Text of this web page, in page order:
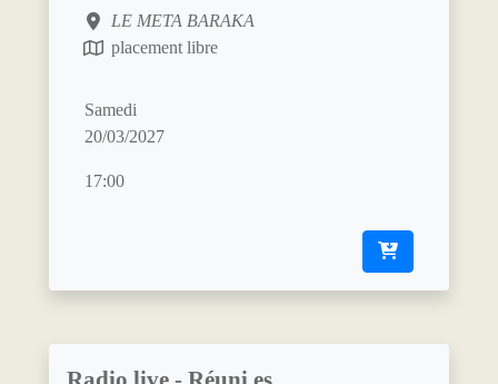
LE META BARAKA
placement libre
Samedi
20/03/2027
17:00
Radio live - Réuni.es